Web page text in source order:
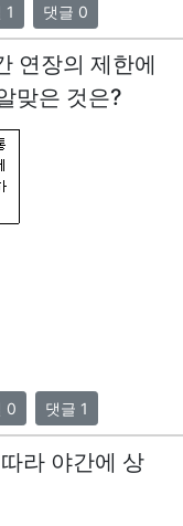
1 댓글 0
연장의 제한에
맞은 것은?
0 댓글 1
라 야간에 상